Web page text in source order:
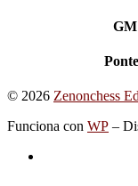
GM
© 2026 Zenonchess
Funciona con WP –